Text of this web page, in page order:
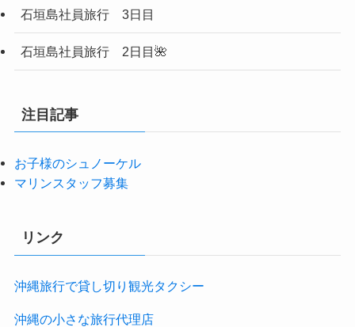
石垣島社員旅行 3日目
石垣島社員旅行 2日目🌺
注目記事
お子様のシュノーケル
マリンスタッフ募集
リンク
沖縄旅行で貸し切り観光タクシー
沖縄の小さな旅行代理店